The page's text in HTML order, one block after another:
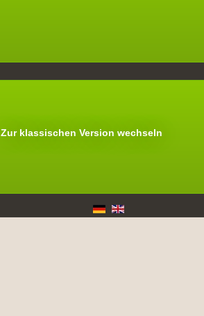
Zur klassischen Version wechseln